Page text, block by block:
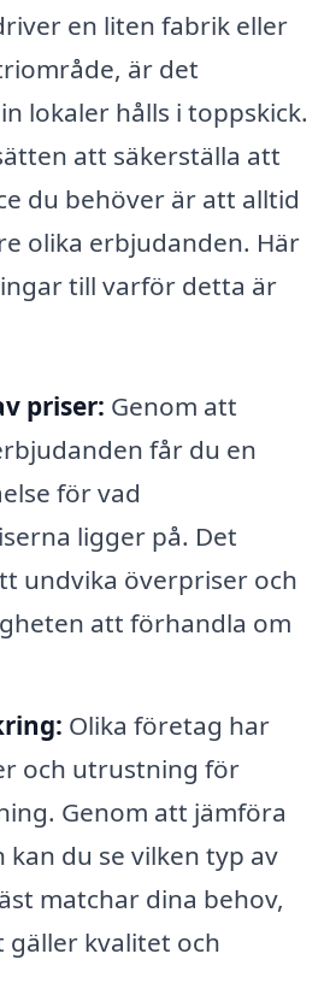
en liten fabrik eller
är det
lokaler hålls i toppskick.
att säkerställa att
du behöver är att alltid
olika erbjudanden. Här
till varför detta är
priser: Genom att
får du en
för vad
ligger på. Det
undvika överpriser och
att förhandla om
Olika företag har
och utrustning för
Genom att jämföra
du se vilken typ av
matchar dina behov,
gäller kvalitet och